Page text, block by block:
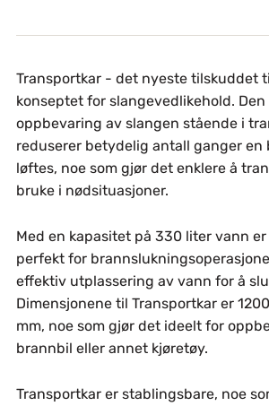
Transportkar - det nyeste tilskuddet
konseptet for slangevedlikehold.
oppbevaring av slangen stående i
reduserer betydelig antall ganger en
løftes, noe som gjør det enklere å
bruke i nødsituasjoner.
Med en kapasitet på 330 liter vann
perfekt for
effektiv utplassering av vann for å
Dimensjonene til Transportkar er
mm, noe som gjør det ideelt for
brannbil eller annet kjøretøy.
Transportkar er stablingsbare, noe